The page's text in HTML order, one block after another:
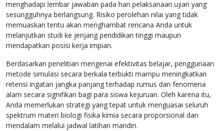
menghadapi lembar jawaban pada hari pelaksanaan ujian yang
sesungguhnya berlangsung. Risiko perolehan nilai yang tidak
memuaskan tentu akan menghambat rencana Anda untuk
melanjutkan studi ke jenjang pendidikan tinggi maupun
mendapatkan posisi kerja impian.
Berdasarkan penelitian mengenai efektivitas belajar, penggunaan
metode simulasi secara berkala terbukti mampu meningkatkan
retensi ingatan jangka panjang terhadap rumus dan fenomena
alam secara signifikan bagi para siswa kejuruan. Oleh karena itu,
Anda memerlukan strategi yang tepat untuk menguasai seluruh
spektrum materi biologi fisika kimia secara proporsional dan
mendalam melalui jadwal latihan mandiri.